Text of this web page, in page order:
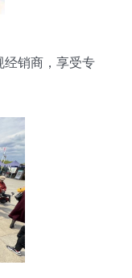
经销商，享受专